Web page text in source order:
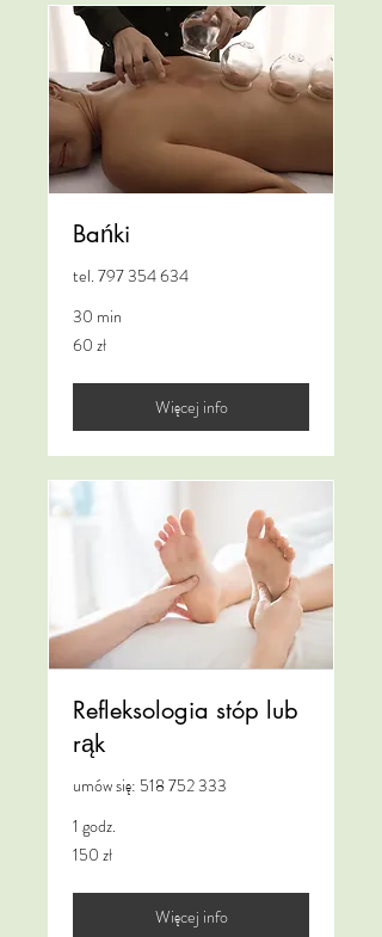
Bańki
tel. 797 354 634
30 min
60
złotych
60 zł
Więcej info
Refleksologia stóp lub
rąk
umów się: 518 752 333
1 godz.
150
złotych
150 zł
Więcej info